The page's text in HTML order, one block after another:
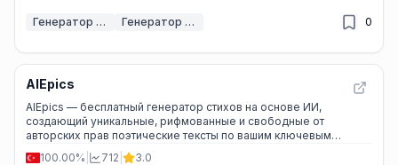
Генератор сообщений ИИ Генератор стихов и поэзии ИИ 0
AIEpics
AIEpics — бесплатный генератор стихов на основе ИИ,
создающий уникальные, рифмованные и свободные от
авторских прав поэтические тексты по вашим ключевым
словам.
100.00% 712 3.0